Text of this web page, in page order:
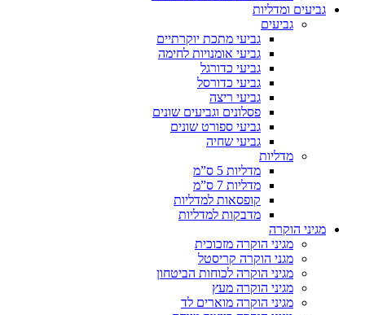
גביעים ומדליות
גביעים
גביעי מתכת יוקרתיים
גביעי אומנויות לחימה
גביעי כדורגל
גביעי כדורסל
גביעי ריצה
פסלונים וגביעים שונים
גביעי ספורט שונים
גביעי שחיה
מדליות
מדליות 5 ס”מ
מדליות 7 ס”מ
קופסאות למדליות
מדבקות למדליות
מגיני הוקרה
מגיני הוקרה מזכוכית
מגני הוקרה קריסטל
מגיני הוקרה לכוחות הביטחון
מגיני הוקרה מעץ
מגיני הוקרה מוארים לד